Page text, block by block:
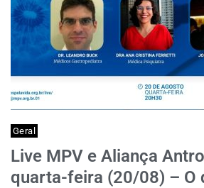
Geral
Live MPV e Aliança
quarta-feira (20/08) – O